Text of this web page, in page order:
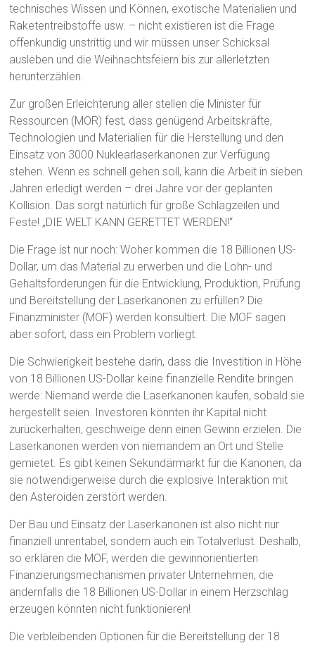
technisches Wissen und Können, exotische Materialien und
Raketentreibstoffe usw. – nicht existieren ist die Frage
offenkundig unstrittig und wir müssen unser Schicksal
ausleben und die Weihnachtsfeiern bis zur allerletzten
herunterzählen.
Zur großen Erleichterung aller stellen die Minister für
Ressourcen (MOR) fest, dass genügend Arbeitskräfte,
Technologien und Materialien für die Herstellung und den
Einsatz von 3000 Nuklearlaserkanonen zur Verfügung
stehen. Wenn es schnell gehen soll, kann die Arbeit in sieben
Jahren erledigt werden – drei Jahre vor der geplanten
Kollision. Das sorgt natürlich für große Schlagzeilen und
Feste! „DIE WELT KANN GERETTET WERDEN!“
Die Frage ist nur noch: Woher kommen die 18 Billionen US-
Dollar, um das Material zu erwerben und die Lohn- und
Gehaltsforderungen für die Entwicklung, Produktion, Prüfung
und Bereitstellung der Laserkanonen zu erfüllen? Die
Finanzminister (MOF) werden konsultiert. Die MOF sagen
aber sofort, dass ein Problem vorliegt.
Die Schwierigkeit bestehe darin, dass die Investition in Höhe
von 18 Billionen US-Dollar keine finanzielle Rendite bringen
werde: Niemand werde die Laserkanonen kaufen, sobald sie
hergestellt seien. Investoren könnten ihr Kapital nicht
zurückerhalten, geschweige denn einen Gewinn erzielen. Die
Laserkanonen werden von niemandem an Ort und Stelle
gemietet. Es gibt keinen Sekundärmarkt für die Kanonen, da
sie notwendigerweise durch die explosive Interaktion mit
den Asteroiden zerstört werden.
Der Bau und Einsatz der Laserkanonen ist also nicht nur
finanziell unrentabel, sondern auch ein Totalverlust. Deshalb,
so erklären die MOF, werden die gewinnorientierten
Finanzierungsmechanismen privater Unternehmen, die
andernfalls die 18 Billionen US-Dollar in einem Herzschlag
erzeugen könnten nicht funktionieren!
Die verbleibenden Optionen für die Bereitstellung der 18